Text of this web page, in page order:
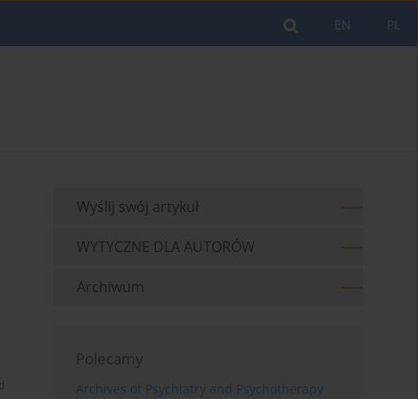
PL
EN
Wyślij swój artykuł
WYTYCZNE DLA AUTORÓW
Archiwum
Polecamy
Archives of Psychiatry and Psychotherapy